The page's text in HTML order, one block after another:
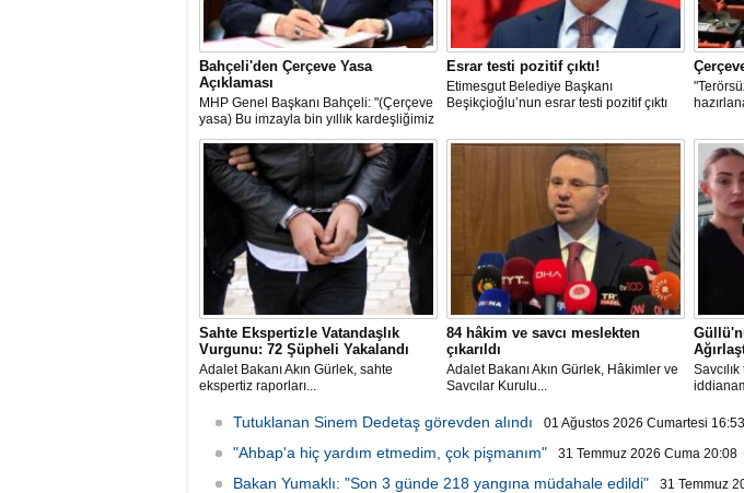
Bahçeli'den Çerçeve Yasa
Açıklaması
MHP Genel Başkanı Bahçeli: "(Çerçeve
yasa) Bu imzayla bin yıllık kardeşliğimiz
bir kez daha tescillenmiştir"
Esrar testi pozitif çıktı!
Etimesgut Belediye Başkanı
Beşikçioğlu’nun esrar testi pozitif çıktı
Sahte Ekspertizle Vatandaşlık
Vurgunu: 72 Şüpheli Yakalandı
Adalet Bakanı Akın Gürlek, sahte
ekspertiz raporları...
84 hâkim ve savcı meslekten
çıkarıldı
Adalet Bakanı Akın Gürlek, Hâkimler ve
Savcılar Kurulu...
Tutuklanan Sinem Dedetaş görevden alındı 01 Ağustos 2026 Cumartesi 16:53
"Ahbap'a hiç yardım etmedim, çok pişmanım" 31 Temmuz 2026 Cuma 20:08
Bakan Yumaklı: "Son 3 günde 218 yangına müdahale edildi" 31 Temmuz